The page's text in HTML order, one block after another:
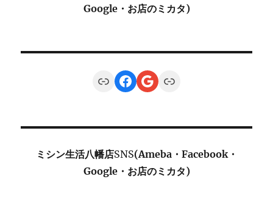
Google・お店のミカタ)
LinkFacebook
Google
Link
ミシン生活八幡店SNS(Ameba・Facebook・
Google・お店のミカタ)